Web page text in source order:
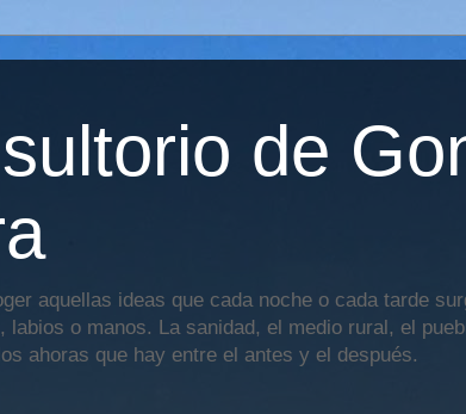
de
aquellas ideas que cada noche o cada tarde
labios o manos. La sanidad, el medio rural, el
ahoras que hay entre el antes y el después.